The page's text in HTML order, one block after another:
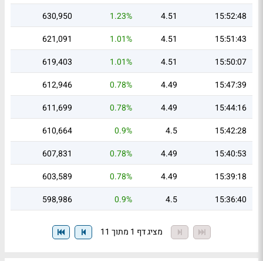
15:52:48
4.51
1.23%
630,950
15:51:43
4.51
1.01%
621,091
15:50:07
4.51
1.01%
619,403
15:47:39
4.49
0.78%
612,946
15:44:16
4.49
0.78%
611,699
15:42:28
4.5
0.9%
610,664
15:40:53
4.49
0.78%
607,831
15:39:18
4.49
0.78%
603,589
15:36:40
4.5
0.9%
598,986
מציג דף 1 מתוך 11